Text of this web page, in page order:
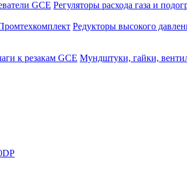
GCE Регуляторы расхода газа и
Редукторы высокого
к резакам GCE Мундштуки, гайки,